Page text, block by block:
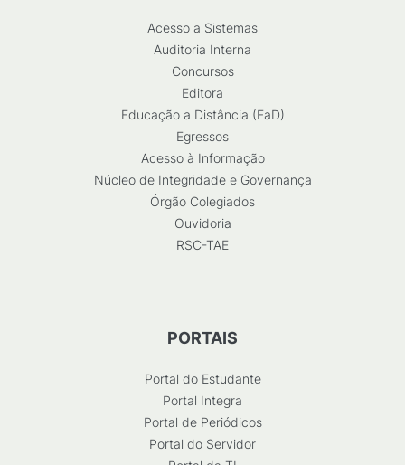
Acesso a Sistemas
Auditoria Interna
Concursos
Editora
Educação a Distância (EaD)
Egressos
Acesso à Informação
Núcleo de Integridade e Governança
Órgão Colegiados
Ouvidoria
RSC-TAE
PORTAIS
Portal do Estudante
Portal Integra
Portal de Periódicos
Portal do Servidor